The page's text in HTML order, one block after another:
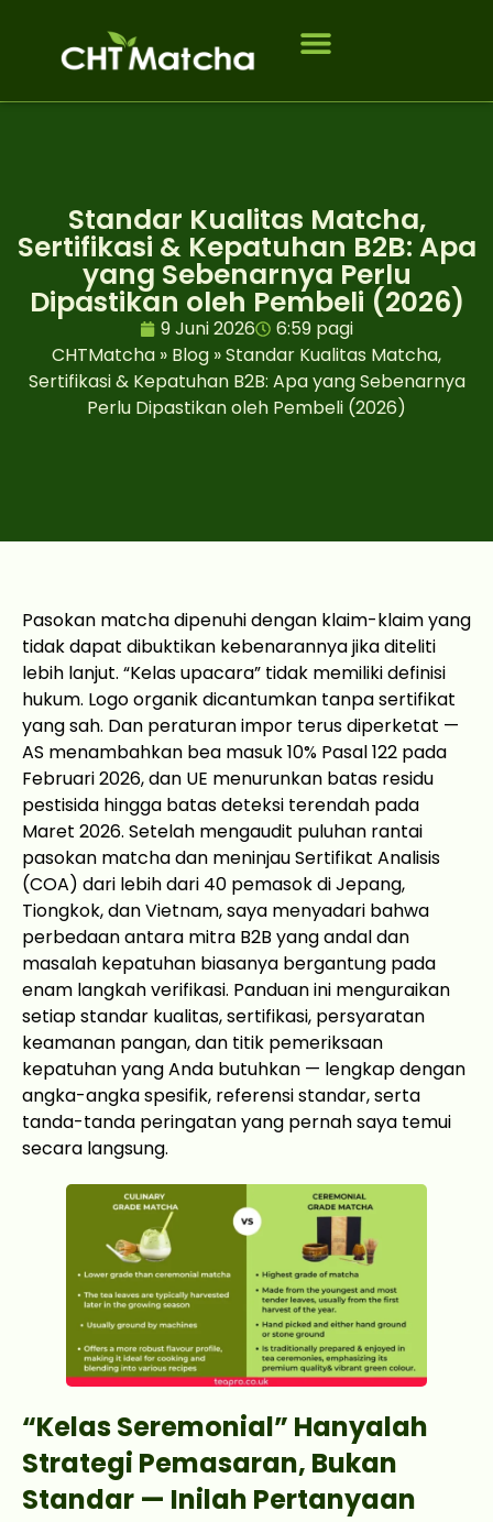
Standar Kualitas Matcha,
Sertifikasi & Kepatuhan B2B: Apa
yang Sebenarnya Perlu
Dipastikan oleh Pembeli (2026)
9 Juni 2026
6:59 pagi
CHTMatcha » Blog »Standar Kualitas Matcha,
Sertifikasi & Kepatuhan B2B: Apa yang Sebenarnya
Perlu Dipastikan oleh Pembeli (2026)
Pasokan matcha dipenuhi dengan klaim-klaim yang
tidak dapat dibuktikan kebenarannya jika diteliti
lebih lanjut. “Kelas upacara” tidak memiliki definisi
hukum. Logo organik dicantumkan tanpa sertifikat
yang sah. Dan peraturan impor terus diperketat —
AS menambahkan bea masuk 10% Pasal 122 pada
Februari 2026, dan UE menurunkan batas residu
pestisida hingga batas deteksi terendah pada
Maret 2026. Setelah mengaudit puluhan rantai
pasokan matcha dan meninjau Sertifikat Analisis
(COA) dari lebih dari 40 pemasok di Jepang,
Tiongkok, dan Vietnam, saya menyadari bahwa
perbedaan antara mitra B2B yang andal dan
masalah kepatuhan biasanya bergantung pada
enam langkah verifikasi. Panduan ini menguraikan
setiap standar kualitas, sertifikasi, persyaratan
keamanan pangan, dan titik pemeriksaan
kepatuhan yang Anda butuhkan — lengkap dengan
angka-angka spesifik, referensi standar, serta
tanda-tanda peringatan yang pernah saya temui
secara langsung.
“Kelas Seremonial” Hanyalah
Strategi Pemasaran, Bukan
Standar — Inilah Pertanyaan